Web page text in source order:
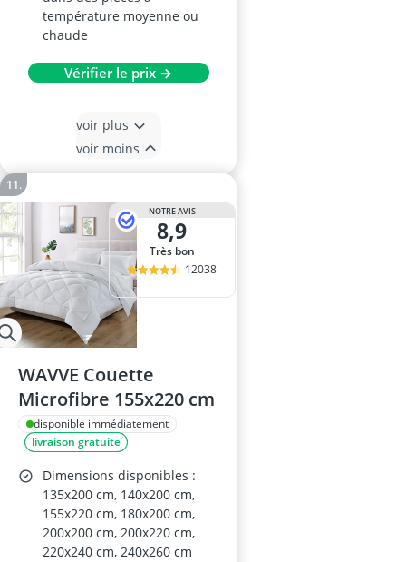
température moyenne ou
chaude
Vérifier le prix →
voir plus
voir moins
NOTRE AVIS
8,9
Très bon
12038
WAVVE Couette
Microfibre 155x220 cm
disponible immédiatement
livraison gratuite
Dimensions disponibles :
135x200 cm, 140x200 cm,
155x220 cm, 180x200 cm,
200x200 cm, 200x220 cm,
220x240 cm, 240x260 cm